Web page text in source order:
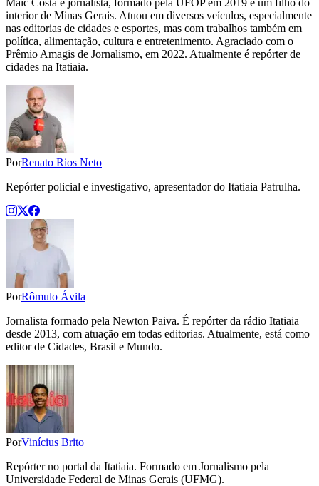
interior de Minas Gerais. Atuou em diversos veículos, especialmente
nas editorias de cidades e esportes, mas com trabalhos também em
política, alimentação, cultura e entretenimento. Agraciado com o
Prêmio Amagis de Jornalismo, em 2022. Atualmente é repórter de
cidades na Itatiaia.
PorRenato Rios Neto
Repórter policial e investigativo, apresentador do Itatiaia Patrulha.
PorRômulo Ávila
Jornalista formado pela Newton Paiva. É repórter da rádio Itatiaia
desde 2013, com atuação em todas editorias. Atualmente, está como
editor de Cidades, Brasil e Mundo.
PorVinícius Brito
Repórter no portal da Itatiaia. Formado em Jornalismo pela
Universidade Federal de Minas Gerais (UFMG).